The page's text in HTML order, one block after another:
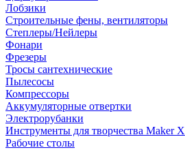
Лобзики
Строительные фены, вентиляторы
Степлеры/Нейлеры
Фонари
Фрезеры
Тросы сантехнические
Пылесосы
Компрессоры
Аккумуляторные отвертки
Электрорубанки
Инструменты для творчества Maker X
Рабочие столы